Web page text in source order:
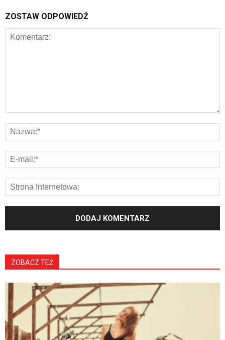
ZOSTAW ODPOWIEDŹ
ZOBACZ TEŻ